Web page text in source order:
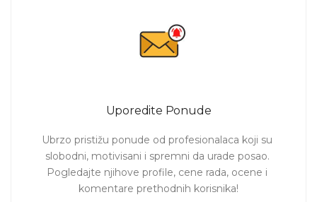
Uporedite Ponude
Ubrzo pristižu ponude od profesionalaca koji su
slobodni, motivisani i spremni da urade posao.
Pogledajte njihove profile, cene rada, ocene i
komentare prethodnih korisnika!